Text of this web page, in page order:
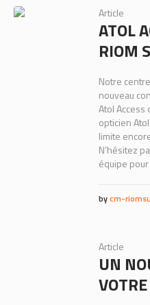
Article
ATOL
RIOM
Notre
nouveau
Atol Access
opticien
limite
N’hésitez
équipe
bycm-
Article
UN